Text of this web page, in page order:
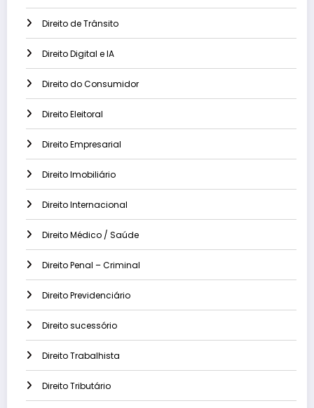
Direito de Trânsito
Direito Digital e IA
Direito do Consumidor
Direito Eleitoral
Direito Empresarial
Direito Imobiliário
Direito Internacional
Direito Médico / Saúde
Direito Penal – Criminal
Direito Previdenciário
Direito sucessório
Direito Trabalhista
Direito Tributário